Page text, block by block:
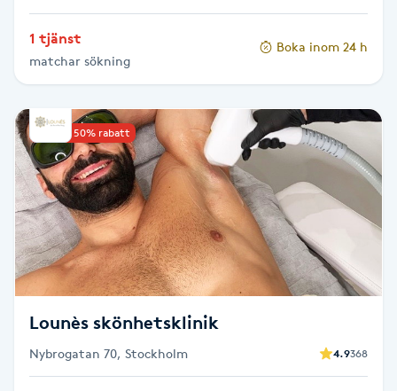
BIAB
Blowout
Bottenfärg
Brynformning
Brynfärgning
Brynplockning
Celluliter
1 tjänst
matchar sökning
Boka inom 24 h
Upp till 50% rabatt
Lounès skönhetsklinik
Nybrogatan 70, Stockholm 4.9368